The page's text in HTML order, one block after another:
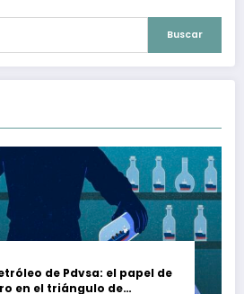
Buscar
de Pdvsa: el papel de
en el triángulo de